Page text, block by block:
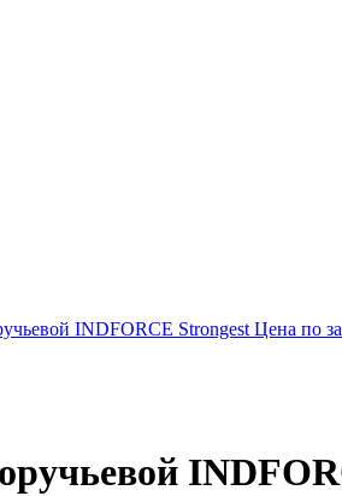
INDFORCE Strongest Цена по